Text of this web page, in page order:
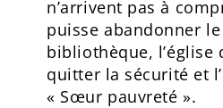
n’arrivent pas à
puisse abandonner
bibliothèque, l’église
quitter la sécurité et
« Sœur pauvreté ».